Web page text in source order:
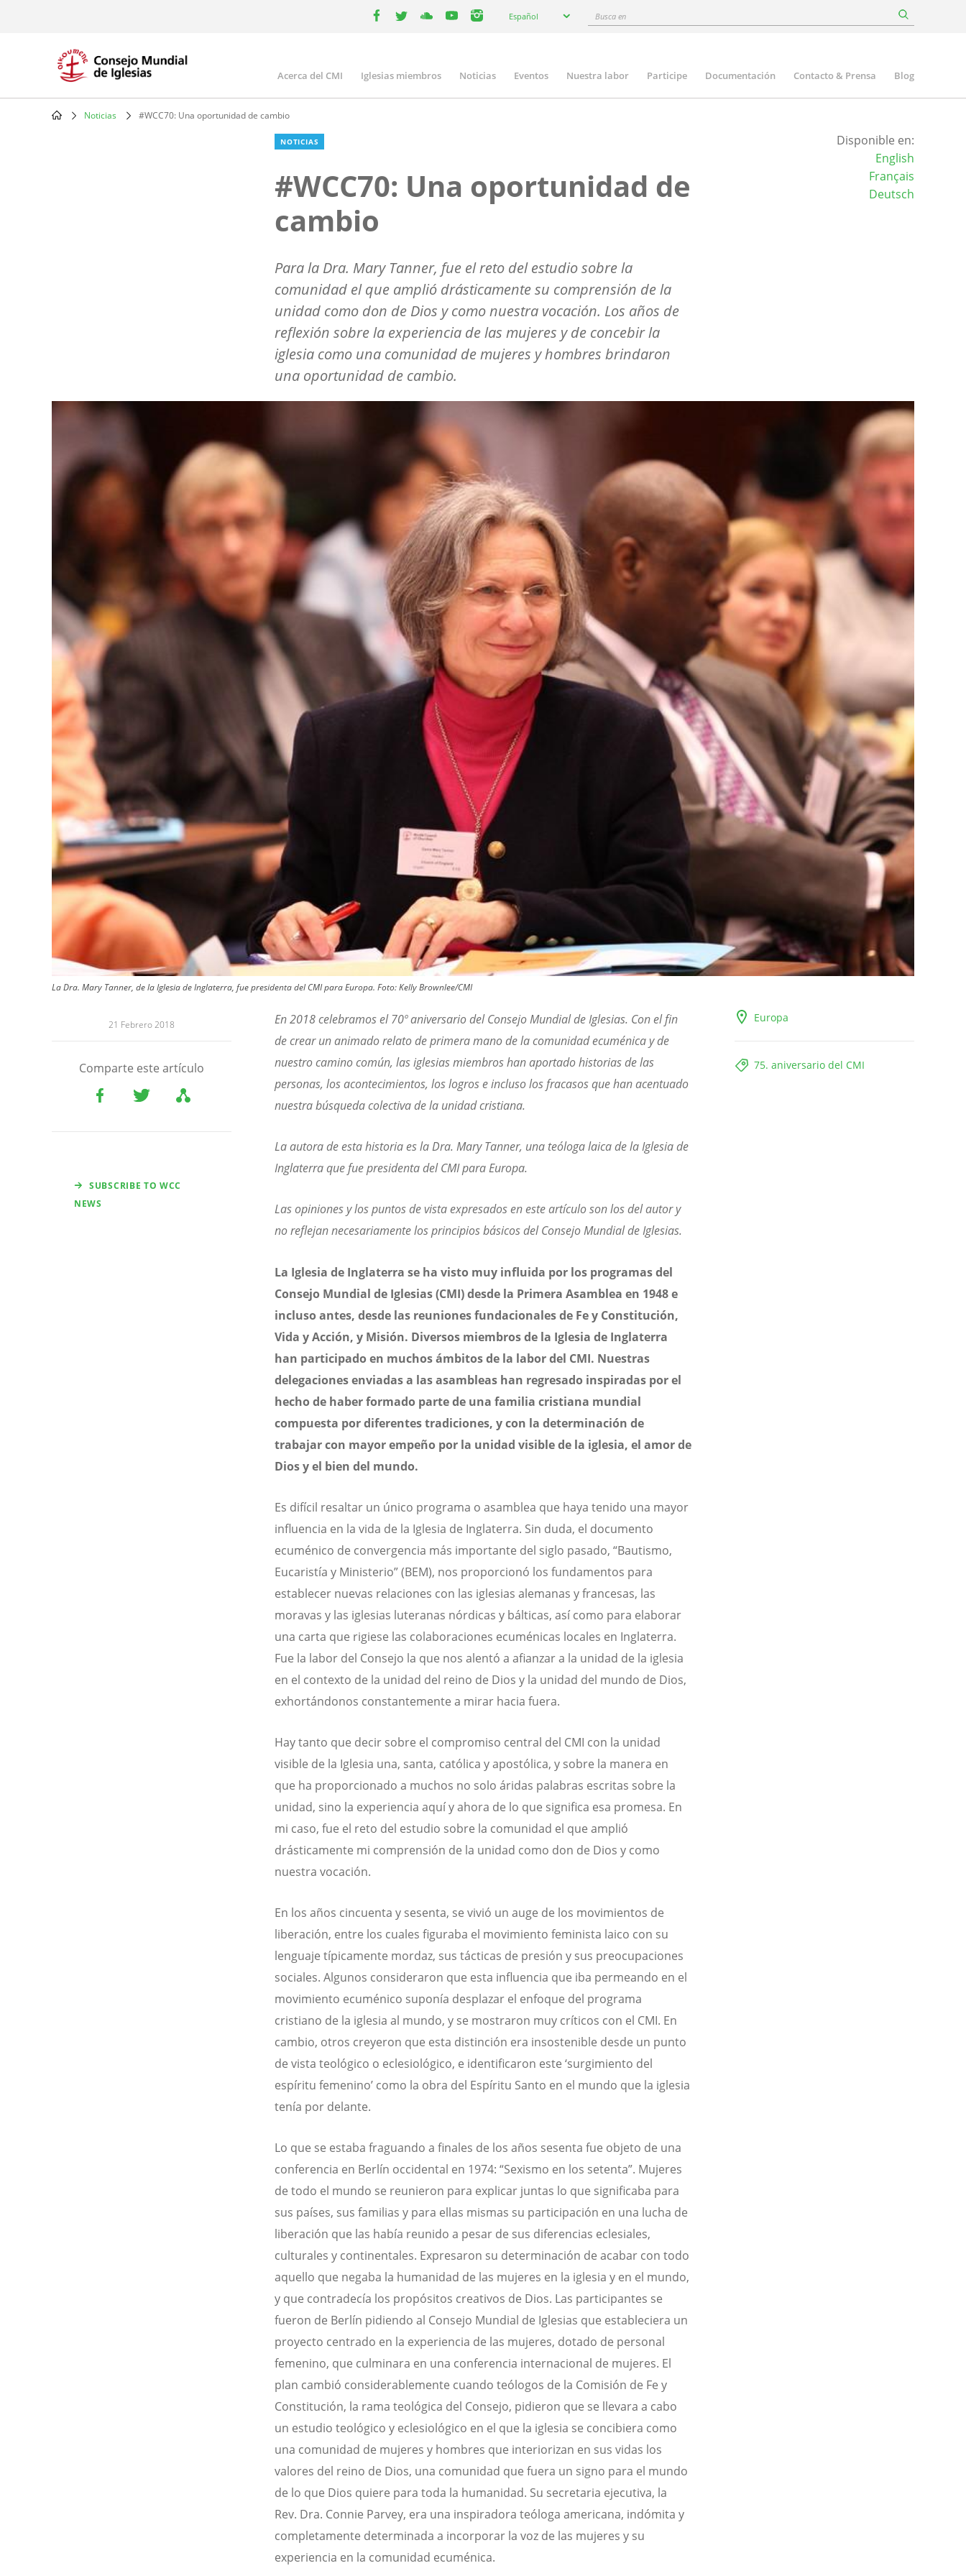
your
Español
Busca
Main
navigation
Acerca del CMI Iglesias miembros Noticias Eventos Nuestra labor Participe Documentación Contacto & Prensa Blog
Noticias #WCC70: Una oportunidad de cambio
NOTICIAS
#WCC70: Una oportunidad de
cambio
Para la Dra. Mary Tanner, fue el reto del estudio sobre la
comunidad el que amplió drásticamente su comprensión de la
unidad como don de Dios y como nuestra vocación. Los años de
reflexión sobre la experiencia de las mujeres y de concebir la
iglesia como una comunidad de mujeres y hombres brindaron
una oportunidad de cambio.
Disponible en:
English
Français
Deutsch
La Dra. Mary Tanner, de la Iglesia de Inglaterra, fue presidenta del CMI para Europa. Foto: Kelly Brownlee/CMI
21 Febrero 2018
Comparte este artículo
SUBSCRIBE TO WCC
NEWS
Europa
75. aniversario del CMI
En 2018 celebramos el 70º aniversario del Consejo Mundial de Iglesias. Con el fin
de crear un animado relato de primera mano de la comunidad ecuménica y de
nuestro camino común, las iglesias miembros han aportado historias de las
personas, los acontecimientos, los logros e incluso los fracasos que han acentuado
nuestra búsqueda colectiva de la unidad cristiana.
La autora de esta historia es la Dra. Mary Tanner, una teóloga laica de la Iglesia de
Inglaterra que fue presidenta del CMI para Europa.
Las opiniones y los puntos de vista expresados en este artículo son los del autor y
no reflejan necesariamente los principios básicos del Consejo Mundial de Iglesias.
La Iglesia de Inglaterra se ha visto muy influida por los programas del
Consejo Mundial de Iglesias (CMI) desde la Primera Asamblea en 1948 e
incluso antes, desde las reuniones fundacionales de Fe y Constitución,
Vida y Acción, y Misión. Diversos miembros de la Iglesia de Inglaterra
han participado en muchos ámbitos de la labor del CMI. Nuestras
delegaciones enviadas a las asambleas han regresado inspiradas por el
hecho de haber formado parte de una familia cristiana mundial
compuesta por diferentes tradiciones, y con la determinación de
trabajar con mayor empeño por la unidad visible de la iglesia, el amor de
Dios y el bien del mundo.
Es difícil resaltar un único programa o asamblea que haya tenido una mayor
influencia en la vida de la Iglesia de Inglaterra. Sin duda, el documento
ecuménico de convergencia más importante del siglo pasado, “Bautismo,
Eucaristía y Ministerio” (BEM), nos proporcionó los fundamentos para
establecer nuevas relaciones con las iglesias alemanas y francesas, las
moravas y las iglesias luteranas nórdicas y bálticas, así como para elaborar
una carta que rigiese las colaboraciones ecuménicas locales en Inglaterra.
Fue la labor del Consejo la que nos alentó a afianzar a la unidad de la iglesia
en el contexto de la unidad del reino de Dios y la unidad del mundo de Dios,
exhortándonos constantemente a mirar hacia fuera.
Hay tanto que decir sobre el compromiso central del CMI con la unidad
visible de la Iglesia una, santa, católica y apostólica, y sobre la manera en
que ha proporcionado a muchos no solo áridas palabras escritas sobre la
unidad, sino la experiencia aquí y ahora de lo que significa esa promesa. En
mi caso, fue el reto del estudio sobre la comunidad el que amplió
drásticamente mi comprensión de la unidad como don de Dios y como
nuestra vocación.
En los años cincuenta y sesenta, se vivió un auge de los movimientos de
liberación, entre los cuales figuraba el movimiento feminista laico con su
lenguaje típicamente mordaz, sus tácticas de presión y sus preocupaciones
sociales. Algunos consideraron que esta influencia que iba permeando en el
movimiento ecuménico suponía desplazar el enfoque del programa
cristiano de la iglesia al mundo, y se mostraron muy críticos con el CMI. En
cambio, otros creyeron que esta distinción era insostenible desde un punto
de vista teológico o eclesiológico, e identificaron este ‘surgimiento del
espíritu femenino’ como la obra del Espíritu Santo en el mundo que la iglesia
tenía por delante.
Lo que se estaba fraguando a finales de los años sesenta fue objeto de una
conferencia en Berlín occidental en 1974: “Sexismo en los setenta”. Mujeres
de todo el mundo se reunieron para explicar juntas lo que significaba para
sus países, sus familias y para ellas mismas su participación en una lucha de
liberación que las había reunido a pesar de sus diferencias eclesiales,
culturales y continentales. Expresaron su determinación de acabar con todo
aquello que negaba la humanidad de las mujeres en la iglesia y en el mundo,
y que contradecía los propósitos creativos de Dios. Las participantes se
fueron de Berlín pidiendo al Consejo Mundial de Iglesias que estableciera un
proyecto centrado en la experiencia de las mujeres, dotado de personal
femenino, que culminara en una conferencia internacional de mujeres. El
plan cambió considerablemente cuando teólogos de la Comisión de Fe y
Constitución, la rama teológica del Consejo, pidieron que se llevara a cabo
un estudio teológico y eclesiológico en el que la iglesia se concibiera como
una comunidad de mujeres y hombres que interiorizan en sus vidas los
valores del reino de Dios, una comunidad que fuera un signo para el mundo
de lo que Dios quiere para toda la humanidad. Su secretaria ejecutiva, la
Rev. Dra. Connie Parvey, era una inspiradora teóloga americana, indómita y
completamente determinada a incorporar la voz de las mujeres y su
experiencia en la comunidad ecuménica.